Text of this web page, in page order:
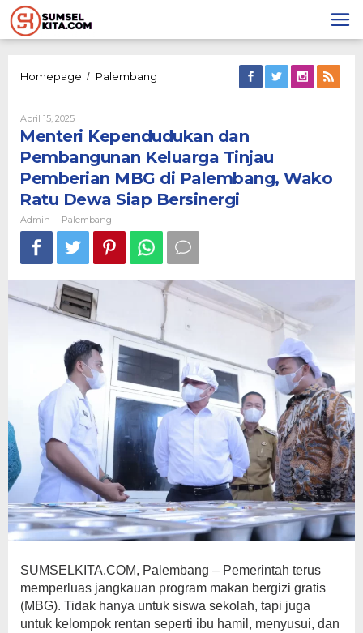
Lewati
ke
konten
Homepage / Palembang
Keluarga
Tinjau
Pemberian
MBG
di
Palembang,
Ratu
Dewa
Siap
Bersinergi
April 15, 2025Oleh
Admin
Menteri Kependudukan dan
Pembangunan Keluarga Tinjau
Pemberian MBG di Palembang, Wako
Ratu Dewa Siap Bersinergi
Admin - Palembang
SUMSELKITA.COM, Palembang – Pemerintah terus
memperluas jangkauan program makan bergizi gratis
(MBG). Tidak hanya untuk siswa sekolah, tapi juga
untuk kelompok rentan seperti ibu hamil, menyusui, dan